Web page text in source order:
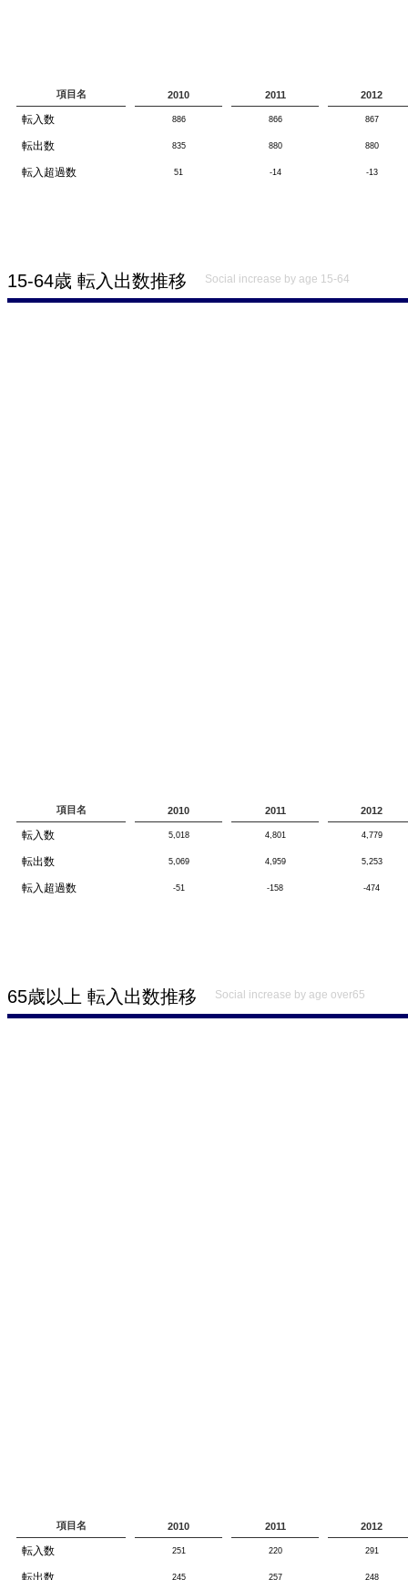
項目名 2010 2011 2012
転入数 886 866 867
転出数 835 880 880
転入超過数 51 -14 -13
15-64歳 転入出数推移 Social increase by age 15-64
項目名 2010 2011 2012
転入数 5,018 4,801 4,779
転出数 5,069 4,959 5,253
転入超過数 -51 -158 -474
65歳以上 転入出数推移 Social increase by age over65
項目名 2010 2011 2012
転入数 251 220 291
転出数 245 257 248